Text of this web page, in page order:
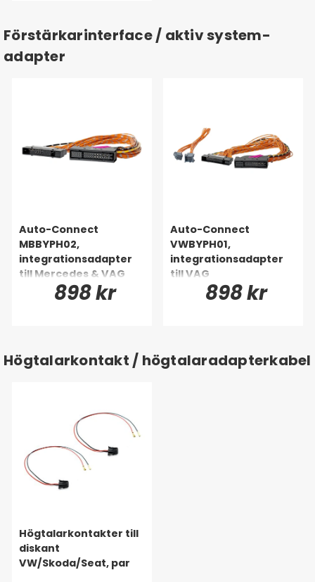
Förstärkarinterface / aktiv system-
adapter
Auto-Connect
MBBYPH02,
integrationsadapter
till Mercedes & VAG
898 kr
Auto-Connect
VWBYPH01,
integrationsadapter
till VAG
898 kr
Högtalarkontakt / högtalaradapterkabel
Högtalarkontakter till
diskant
VW/Skoda/Seat, par